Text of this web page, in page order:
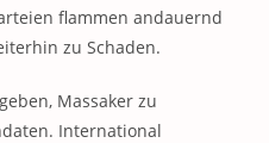
flammen andauernd
zu Schaden.
Massaker zu
International